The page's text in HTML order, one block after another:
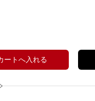
ートへ入れる